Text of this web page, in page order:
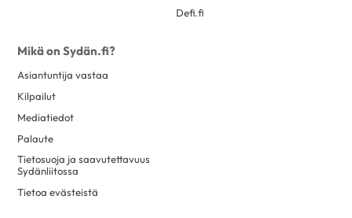
Defi.fi
Mikä on Sydän.fi?
Asiantuntija vastaa
Kilpailut
Mediatiedot
Palaute
Tietosuoja ja saavutettavuus
Sydänliitossa
Tietoa evästeistä